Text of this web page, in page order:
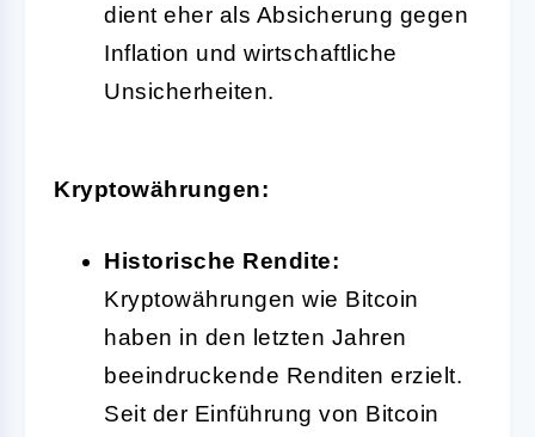
dient eher als Absicherung gegen
Inflation und wirtschaftliche
Unsicherheiten.
Kryptowährungen:
Historische Rendite:
Kryptowährungen wie Bitcoin
haben in den letzten Jahren
beeindruckende Renditen erzielt.
Seit der Einführung von Bitcoin